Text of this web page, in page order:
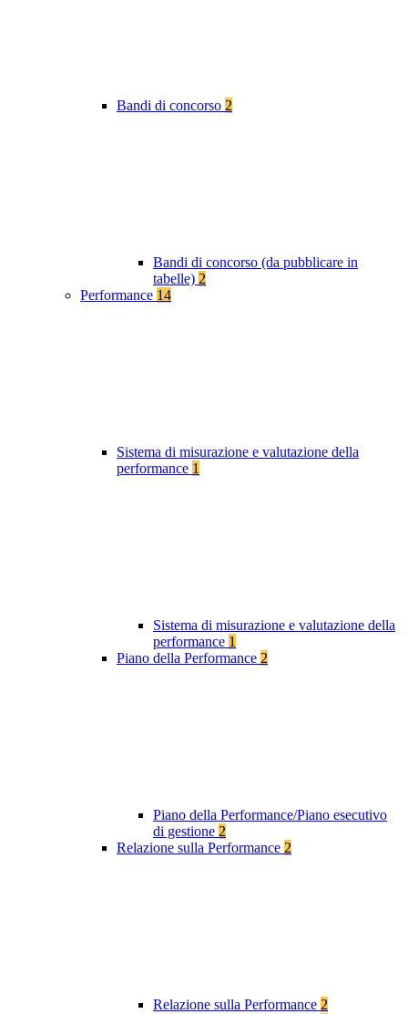
Bandi di concorso 2
Bandi di concorso (da pubblicare in
tabelle) 2
Performance 14
Sistema di misurazione e valutazione della
performance 1
Sistema di misurazione e valutazione della
performance 1
Piano della Performance 2
Piano della Performance/Piano esecutivo
di gestione 2
Relazione sulla Performance 2
Relazione sulla Performance 2